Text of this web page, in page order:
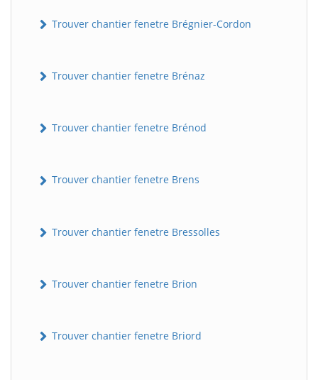
Trouver chantier fenetre Brégnier-Cordon
Trouver chantier fenetre Brénaz
Trouver chantier fenetre Brénod
Trouver chantier fenetre Brens
Trouver chantier fenetre Bressolles
Trouver chantier fenetre Brion
Trouver chantier fenetre Briord